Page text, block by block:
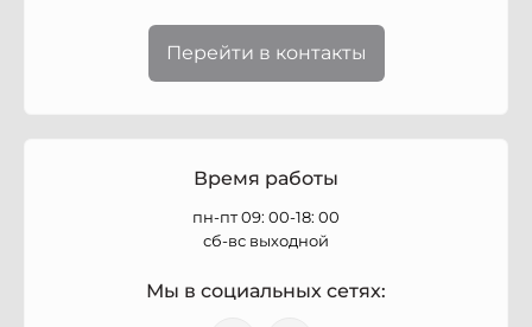
Перейти в контакты
Время работы
пн-пт 09: 00-18: 00
сб-вс выходной
Мы в социальных сетях: